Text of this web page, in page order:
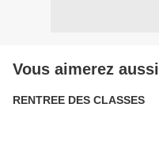
Vous aimerez aussi
RENTREE DES CLASSES